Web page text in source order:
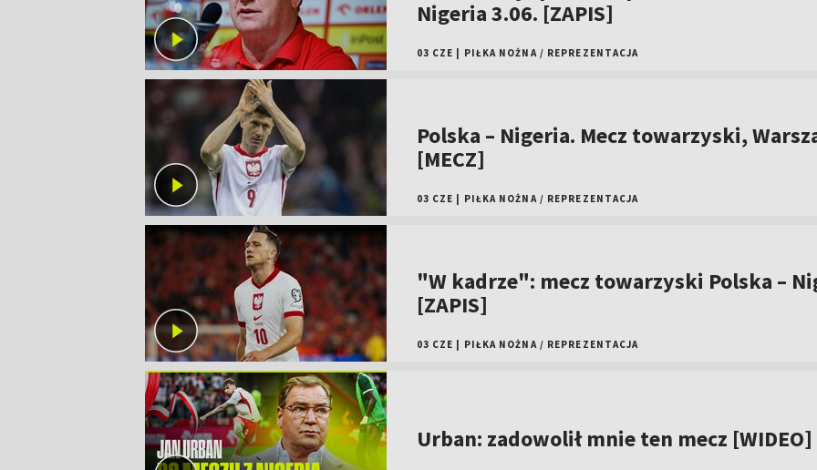
Nigeria 3.06. [ZAPIS]
03 CZE PIŁKA NOŻNA / REPREZENTACJA
Polska – Nigeria. Mecz towarzyski,
[MECZ]
03 CZE PIŁKA NOŻNA / REPREZENTACJA
"W kadrze": mecz towarzyski Polska –
[ZAPIS]
03 CZE PIŁKA NOŻNA / REPREZENTACJA
Urban: zadowolił mnie ten mecz [WIDEO]